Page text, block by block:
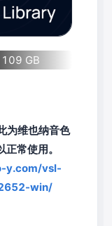
GB
为维也纳音色
常使用。
y.com/vsl-
win/